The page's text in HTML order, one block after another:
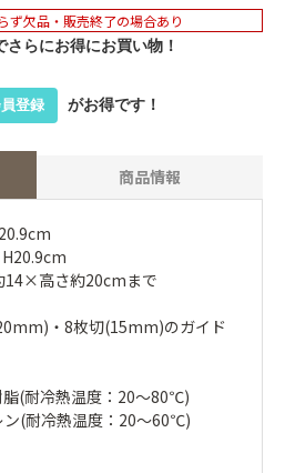
ず欠品・販売終了の場合あり
さらにお得にお買い物！
登録 がお得です！
商品情報
14×高さ約20cmまで
・8枚切(15mm)のガイド
脂(耐冷熱温度：20～80℃)
ン(耐冷熱温度：20～60℃)